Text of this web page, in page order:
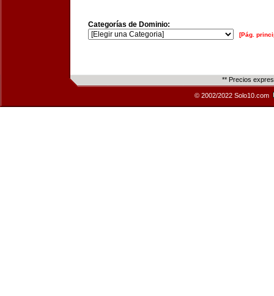
Categorías de Dominio:
[Pág.
** Precios
© 2002/2022 Solo10.com